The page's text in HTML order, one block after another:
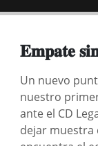
𝐄𝐦𝐩𝐚𝐭𝐞
Un nuevo
nuestro
ante el CD
dejar muestra